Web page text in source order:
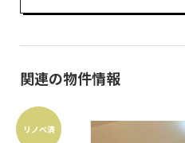
関連の物件情報
リノベ済